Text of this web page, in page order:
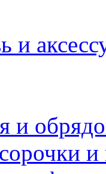
и
и